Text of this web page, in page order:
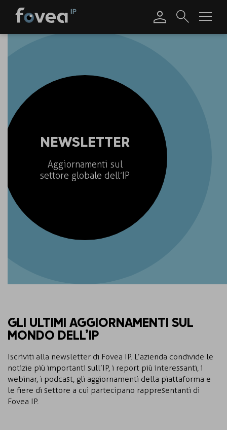
Skip
NEWSLETTER
Aggiornamenti sul
settore globale dell’IP
GLI ULTIMI AGGIORNAMENTI SUL
MONDO DELL’IP
Iscriviti alla newsletter di Fovea IP. L’azienda condivide le
notizie più importanti sull’IP, i report più interessanti, i
webinar, i podcast, gli aggiornamenti della piattaforma e
le fiere di settore a cui partecipano rappresentanti di
Fovea IP.